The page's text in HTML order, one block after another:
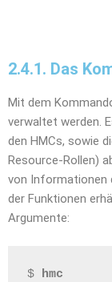
2.4.1. Das
Mit dem
verwaltet werden.
den HMCs, sowie
Resource-Rollen)
von Informationen
der Funktionen
Argumente:
$ hmc